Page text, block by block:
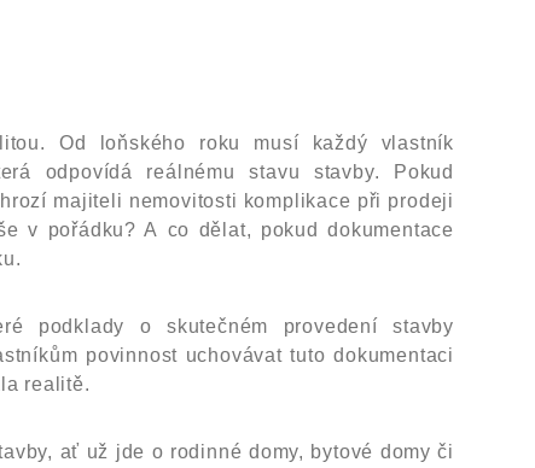
Od loňského roku musí každý vlastník
odpovídá reálnému stavu stavby. Pokud
majiteli nemovitosti komplikace při prodeji
v pořádku? A co dělat, pokud dokumentace
podklady o skutečném provedení stavby
povinnost uchovávat tuto dokumentaci
realitě.
ať už jde o rodinné domy, bytové domy či